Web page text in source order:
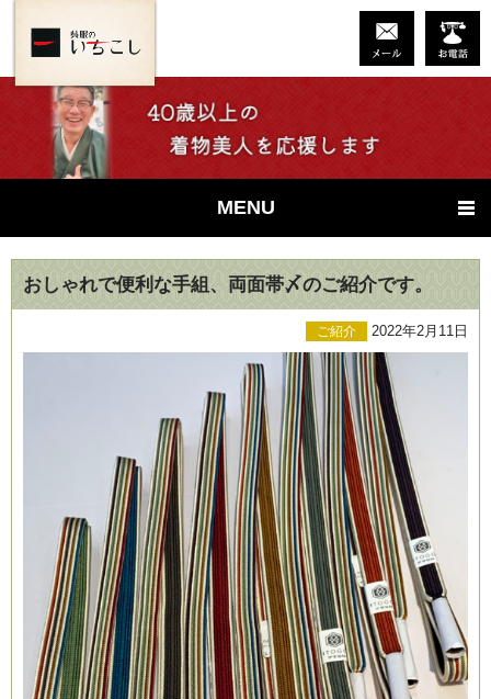
MENU
おしゃれで便利な手組、両面帯〆のご紹介です。
ご紹介 2022年2月11日